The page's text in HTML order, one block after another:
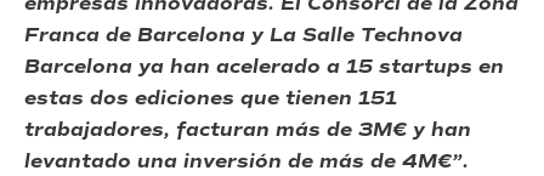
Franca de Barcelona y La Salle Technova
Barcelona ya han acelerado a 15 startups en
estas dos ediciones que tienen 151
trabajadores, facturan más de 3M€ y han
levantado una inversión de más de 4M€”.